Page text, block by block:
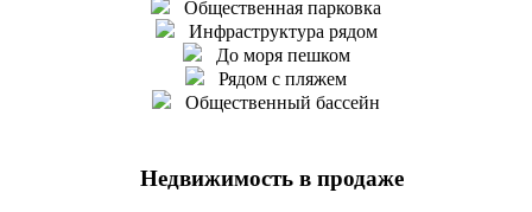
Общественная парковка
Инфраструктура рядом
До моря пешком
Рядом с пляжем
Общественный бассейн
Недвижимость в продаже